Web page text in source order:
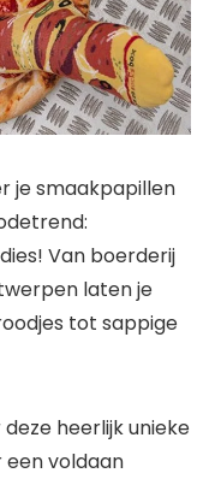
je smaakpapillen
Van boerderij
laten je
tot sappige
heerlijk unieke
een voldaan